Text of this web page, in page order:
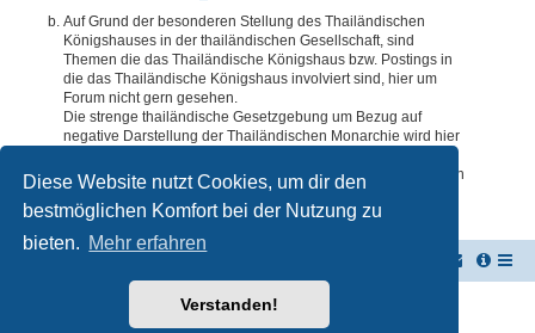
Diese Website nutzt Cookies, um dir den
bestmöglichen Komfort bei der Nutzung zu
bieten. Mehr erfahren
Verstanden!
Auf Grund der besonderen Stellung des Thailändischen
Königshauses in der thailändischen Gesellschaft, sind
Themen die das Thailändische Königshaus bzw. Postings in
die das Thailändische Königshaus involviert sind, hier um
Forum nicht gern gesehen.
Die strenge thailändische Gesetzgebung um Bezug auf
negative Darstellung der Thailändischen Monarchie wird hier
deren Inhalte diesbezüglich auch nur ansatzweise bedenklich
erscheinen, kommentarlos entfernt. #
Powered byphpBB® Forum Software © phpBB Limited
Deutsche Übersetzung durchphpBB.de